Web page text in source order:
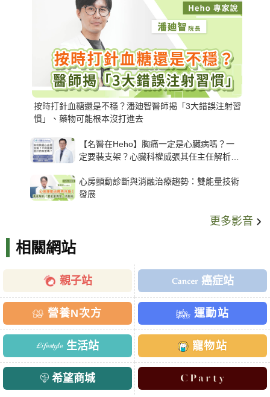
按時打針血糖還是不穩？潘廸智醫師揭「3大錯誤注射習
慣」、藥物可能根本沒打進去
【名醫在Heho】胸痛一定是心臟病嗎？一
定要裝支架？心臟科權威張其任主任解析支
心房顫動診斷與消融治療趨勢：雙能量技術
發展
更多影音
相關網站
親子站 癌症站
營養N次方 運動站
生活站 寵物站
希望商城